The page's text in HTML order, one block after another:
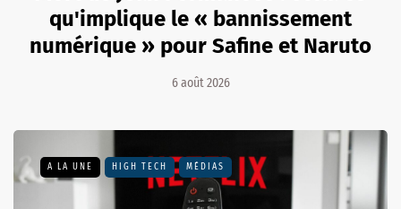
qu'implique le « bannissement
numérique » pour Safine et Naruto
6 août 2026
A LA UNE HIGH TECH MÉDIAS